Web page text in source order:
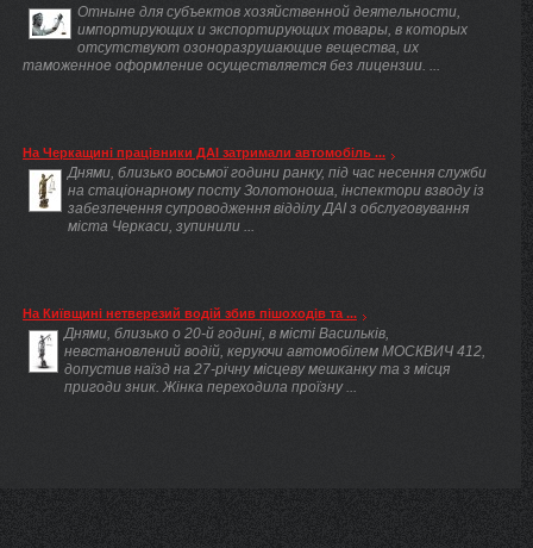
Отныне для субъектов хозяйственной деятельности,
импортирующих и экспортирующих товары, в которых
отсутствуют озоноразрушающие вещества, их
таможенное оформление осуществляется без лицензии. ...
На Черкащині працівники ДАІ затримали автомобіль ...
Днями, близько восьмої години ранку, під час несення служби
на стаціонарному посту Золотоноша, інспектори взводу із
забезпечення супроводження відділу ДАІ з обслуговування
міста Черкаси, зупинили ...
На Київщині нетверезий водій збив пішоходів та ...
Днями, близько о 20-й годині, в місті Васильків,
невстановлений водій, керуючи автомобілем МОСКВИЧ 412,
допустив наїзд на 27-річну місцеву мешканку та з місця
пригоди зник. Жінка переходила проїзну ...